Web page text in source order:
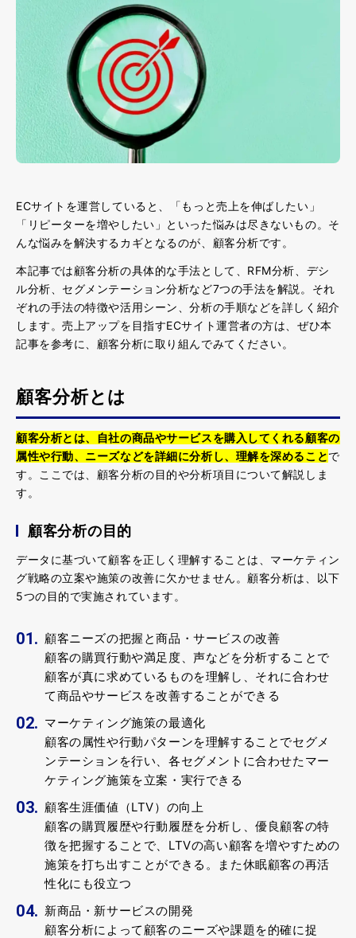
ECサイトを運営していると、「もっと売上を伸ばしたい」
「リピーターを増やしたい」といった悩みは尽きないもの。そ
んな悩みを解決するカギとなるのが、顧客分析です。
本記事では顧客分析の具体的な手法として、RFM分析、デシ
ル分析、セグメンテーション分析など7つの手法を解説。それ
ぞれの手法の特徴や活用シーン、分析の手順などを詳しく紹介
します。売上アップを目指すECサイト運営者の方は、ぜひ本
記事を参考に、顧客分析に取り組んでみてください。
顧客分析とは
顧客分析とは、自社の商品やサービスを購入してくれる顧客の
属性や行動、ニーズなどを詳細に分析し、理解を深めることで
す。ここでは、顧客分析の目的や分析項目について解説しま
す。
顧客分析の目的
データに基づいて顧客を正しく理解することは、マーケティン
グ戦略の立案や施策の改善に欠かせません。顧客分析は、以下
5つの目的で実施されています。
顧客ニーズの把握と商品・サービスの改善
顧客の購買行動や満足度、声などを分析することで
顧客が真に求めているものを理解し、それに合わせ
て商品やサービスを改善することができる
マーケティング施策の最適化
顧客の属性や行動パターンを理解することでセグメ
ンテーションを行い、各セグメントに合わせたマー
ケティング施策を立案・実行できる
顧客生涯価値（LTV）の向上
顧客の購買履歴や行動履歴を分析し、優良顧客の特
徴を把握することで、LTVの高い顧客を増やすための
施策を打ち出すことができる。また休眠顧客の再活
性化にも役立つ
新商品・新サービスの開発
顧客分析によって顧客のニーズや課題を的確に捉